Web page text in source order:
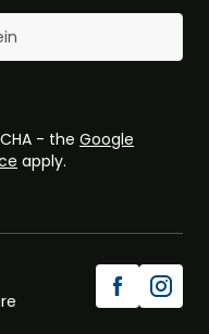
- the Google
apply.